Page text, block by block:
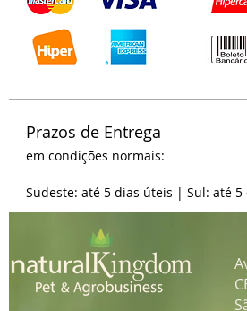
Prazos de Entrega
em condições normais:
Sudeste: até 5 dias úteis | Sul: até